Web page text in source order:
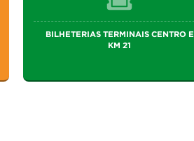
BILHETERIAS TERMINAIS CENTRO E
KM 21